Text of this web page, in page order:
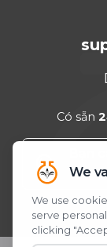
Có sẵn